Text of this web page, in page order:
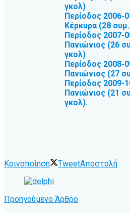
γκολ)
Περίοδος 2006-
Κέρκυρα (28
Περίοδος 2007-
Πανιώνιος (26
γκολ)
Περίοδος 2008-
Πανιώνιος (27
Περίοδος 2009-
Πανιώνιος (21
γκολ).
Κοινοποίηση TweetΑποστολή
Προηγούμενο Άρθρο